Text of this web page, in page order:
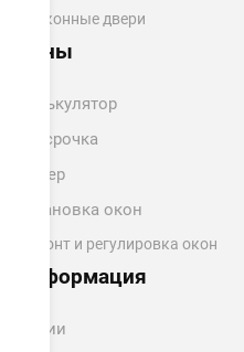
Балконные двери
Цены
Калькулятор
Рассрочка
Замер
Установка окон
Ремонт и регулировка окон
Информация
Акции